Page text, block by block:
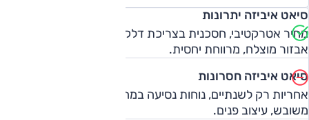
סיאט איביזה יתרונות
מחיר אטרקטיבי, חסכנית בצריכת דלק, נוחות נסיעה בעיר,
אבזור מוצלח, מרווחת יחסית.
סיאט איביזה חסרונות
אחריות רק לשנתיים, נוחות נסיעה במהירות גבוהה על כביש
משובש, עיצוב פנים.